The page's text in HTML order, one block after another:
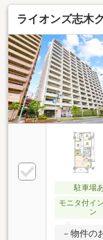
暖房乾燥
クインク
くすアウ
す■二重
断熱性を
インター
安心■宅
育可（規
ライオンズ志木
駐車場
モニタ付イ
ン
－物件の